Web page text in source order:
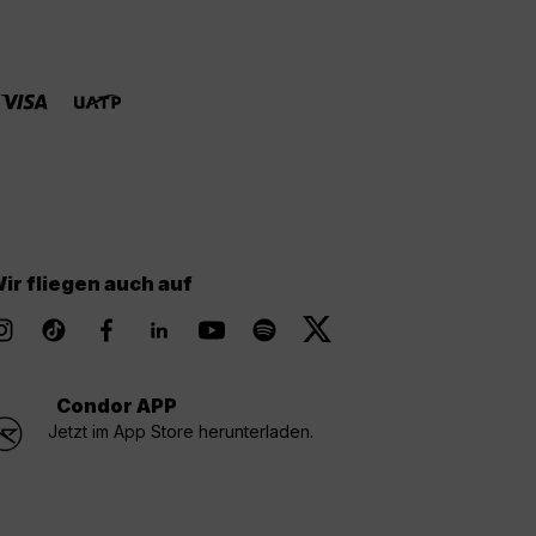
fliegen auch auf
Condor APP
Jetzt im App Store herunterladen.